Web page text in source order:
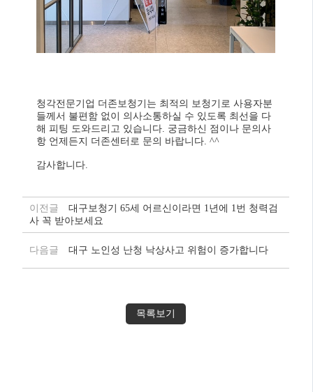
청각전문기업 더존보청기는 최적의 보청기로 사용자분
들께서 불편함 없이 의사소통하실 수 있도록 최선을 다
해 피팅 도와드리고 있습니다. 궁금하신 점이나 문의사
항 언제든지 더존센터로 문의 바랍니다. ^^
감사합니다.
이전글
대구보청기 65세 어르신이라면 1년에 1번 청력검
사 꼭 받아보세요
다음글 대구 노인성 난청 낙상사고 위험이 증가합니다
목록보기